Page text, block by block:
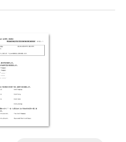
二重線枠囲み内）の基
生徒がつまずきやすい主
，言語学研究（主語・
に従い，「わたしは・
（・）を使って示して
００選トレーニングシー
月作成）より。